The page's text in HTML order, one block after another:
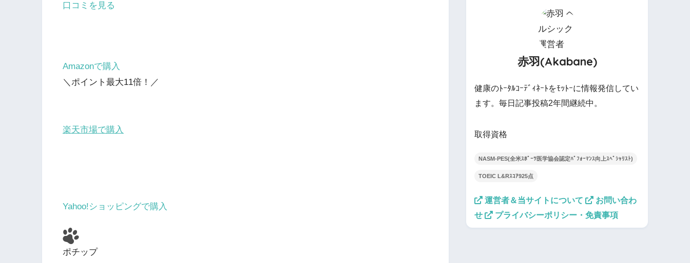
口コミを見る
Amazonで購入
＼ポイント最大11倍！／
楽天市場で購入
Yahoo!ショッピングで購入
ポチップ
赤羽(Akabane)
健康のﾄｰﾀﾙｺｰﾃﾞｨﾈｰﾄをﾓｯﾄｰに情報発信してい
ます。毎日記事投稿2年間継続中。
取得資格
NASM-PES(全米ｽﾎﾟｰﾂ医学協会認定ﾊﾟﾌｫｰﾏﾝｽ向上ｽﾍﾟｼｬﾘｽﾄ)
TOEIC L&Rｽｺｱ925点
運営者＆当サイトについて
お問い合わ
せ
プライバシーポリシー・免責事項